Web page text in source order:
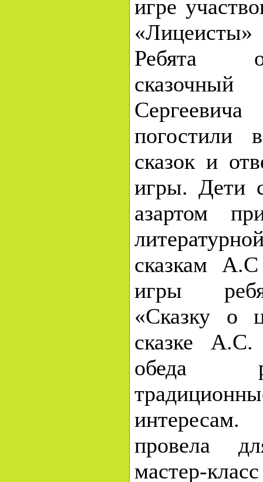
игре
Ребята
сказочный
погостили
сказок и
игры.Дети
азартом
сказкам
игры
«Сказку о
сказке
обеда
провела
мастер-